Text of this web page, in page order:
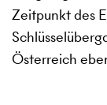
Zeitpunkt des
Österreich